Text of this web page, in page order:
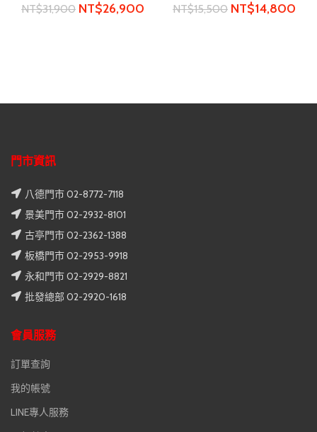
NT$31,900 NT$26,900
NT$15,500 NT$14,800
門市資訊
八德門市 02-8772-7118
景美門市 02-2932-8101
古亭門市 02-2362-1388
板橋門市 02-2953-9918
永和門市 02-2929-8821
批發總部 02-2920-1618
會員服務
訂單查詢
我的帳號
LINE專人服務